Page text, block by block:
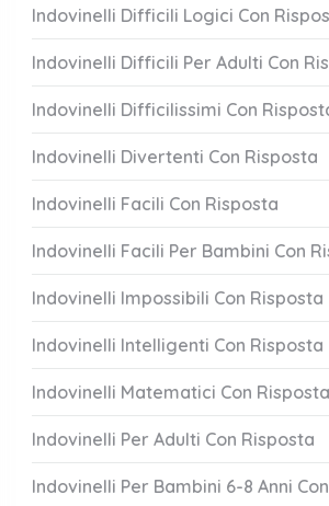
Indovinelli Difficili Logici Con
Indovinelli Difficili Per Adulti Con
Indovinelli Difficilissimi Con
Indovinelli Divertenti Con Risposta
Indovinelli Facili Con Risposta
Indovinelli Facili Per Bambini Con
Indovinelli Impossibili Con Risposta
Indovinelli Intelligenti Con Risposta
Indovinelli Matematici Con Risposta
Indovinelli Per Adulti Con Risposta
Indovinelli Per Bambini 6-8 Anni